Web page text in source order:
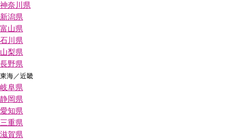
神奈川県
新潟県
富山県
石川県
山梨県
長野県
東海／近畿
岐阜県
静岡県
愛知県
三重県
滋賀県